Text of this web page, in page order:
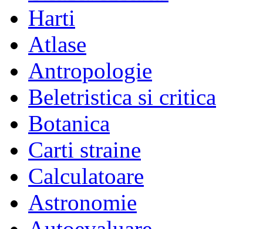
Harti
Atlase
Antropologie
Beletristica si critica
Botanica
Carti straine
Calculatoare
Astronomie